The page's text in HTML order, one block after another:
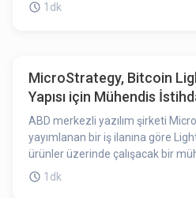
1dk
MicroStrategy, Bitcoin
Yapısı için Mühendis
ABD merkezli yazılım şirketi
yayımlanan bir iş ilanına göre
ürünler üzerinde çalışacak bir
1dk